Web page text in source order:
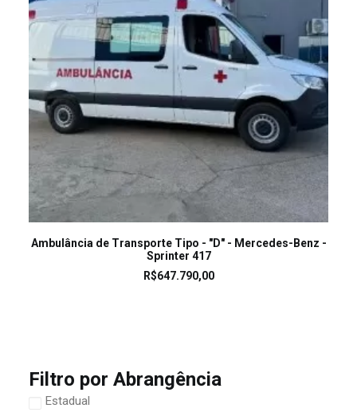
LEIA MAIS
Ambulância de Transporte Tipo - "D" - Mercedes-Benz -
Sprinter 417
R$647.790,00
Filtro por Abrangência
Estadual